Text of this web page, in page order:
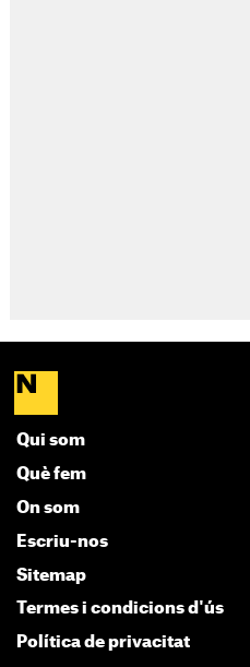
Qui som
Què fem
On som
Escriu-nos
Sitemap
Termes i condicions d'ús
Política de privacitat